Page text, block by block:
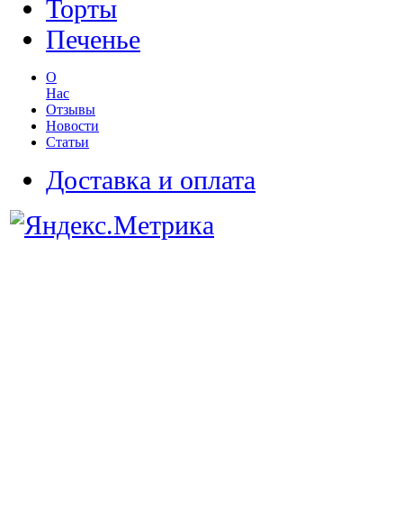
Торты
Печенье
О
Нас
Отзывы
Новости
Статьи
Доставка и оплата